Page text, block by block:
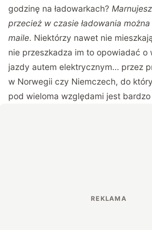
godzinę na ładowarkach?
przecież w czasie ładowania
maile. Niektórzy nawet nie
nie przeszkadza im to opowiadać o
jazdy autem elektrycznym… przez
w Norwegii czy Niemczech, do
pod wieloma względami jest